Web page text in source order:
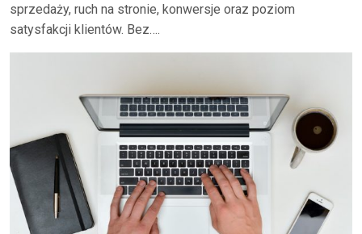
sprzedaży, ruch na stronie, konwersje oraz poziom
satysfakcji klientów. Bez….